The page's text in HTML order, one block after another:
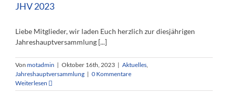
JHV 2023
Liebe Mitglieder, wir laden Euch herzlich zur diesjährigen
Jahreshauptversammlung [...]
Von motadmin | Oktober 16th, 2023 | Aktuelles,
Jahreshauptversammlung | 0 Kommentare
Weiterlesen